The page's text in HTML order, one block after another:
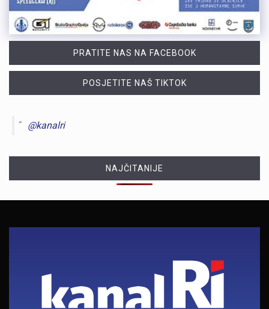
PRATITE NAS NA FACEBOOK
POSJETITE NAŠ TIKTOK
@kanalri
NAJČITANIJE